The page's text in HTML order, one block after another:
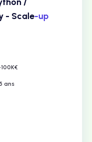
- Scale-up
ans